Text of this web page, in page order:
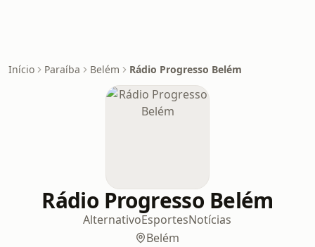
Início Paraíba Belém Rádio Progresso Belém
Rádio Progresso Belém
AlternativoEsportesNotícias
Belém